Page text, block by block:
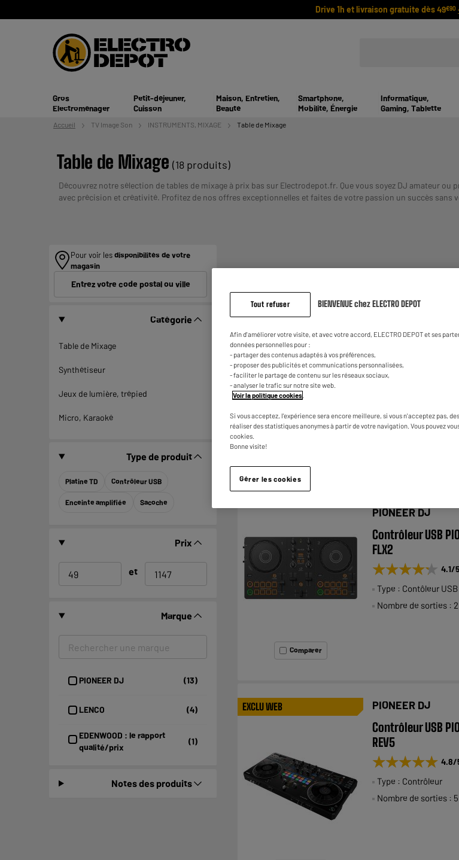
Drive 1h et livraison gratuite dès 49€90
Gros
Electroménager
Petit-déjeuner,
Cuisson
Maison, Entretien,
Beauté
Smartphone,
Mobilité, Énergie
Informatique,
Gaming, Tablette
Accueil TV Image Son INSTRUMENTS, MIXAGE Table de Mixage
Table de Mixage (18 produits)
Découvrez notre sélection de tables de mixage à prix bas sur Electrodepot.fr. Que vous soyez DJ amateur
avec précision et créativité. Profitez de nos offres exceptionnelles et faites de votre passion un succès sans
Pour voir lesdisponibilités de votre
magasin
Entrez votre code postal ou ville
Catégorie
Table de Mixage
Synthétiseur
Jeux de lumière, trépied
Micro, Karaoké
Type de produit
Platine TD Contrôleur USB
Enceinte amplifiée Sacoche
Prix
et
Marque
PIONEER DJ (13)
LENCO (4)
EDENWOOD : le rapport
qualité/prix
(1)
Notes des produits
Contrôleur USB
★★★★★
★★★★★
Type : Contrôleur DJ
Comparer
PIONEER DJ
Contrôleur USB
FLX2
★★★★★
★★★★★ 4.1/5
Type : Contôleur USB
Nombre de sorties : 2
EXCLU WEB PIONEER DJ
Contrôleur USB
REV5
★★★★★
★★★★★ 4.8/
Type : Contrôleur
Nombre de sorties : 5
Tout refuser BIENVENUE chez ELECTRO DEPOT
Afin d'améliorer votre visite, et avec votre accord, ELECTRO DEPOT et ses
données personnelles pour :
- partager des contenus adaptés à vos préférences,
- proposer des publicités et communications personnalisées,
- faciliter le partage de contenu sur les réseaux sociaux,
- analyser le trafic sur notre site web.
Voir la politique cookies
Si vous acceptez, l'expérience sera encore meilleure, si vous n'acceptez pas,
réaliser des statistiques anonymes à partir de votre navigation. Vous pouvez
cookies.
Bonne visite!
Gérer les cookies